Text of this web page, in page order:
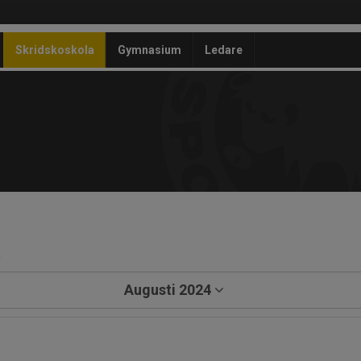
Skridskoskola Gymnasium Ledare
Augusti 2024